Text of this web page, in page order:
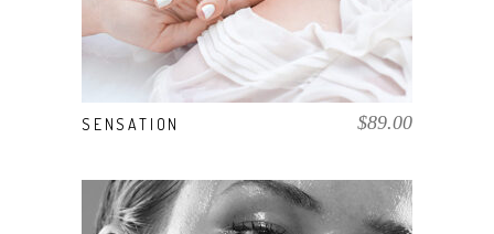
SENSATION $89.00